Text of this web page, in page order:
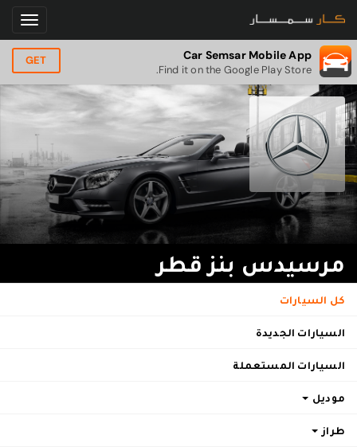
Car Semsar Mobile App
Find it on the Google Play Store.
GET
مرسيدس بنز قطر
كل السيارات
السيارات الجديدة
السيارات المستعملة
موديل
طراز